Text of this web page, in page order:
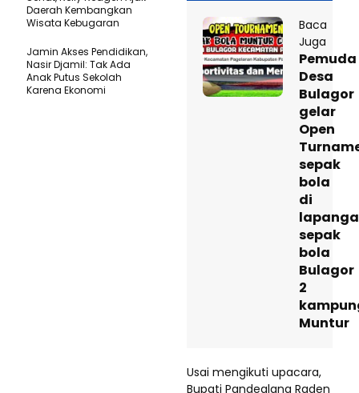
Baca
Juga
Pemuda
Desa
Bulagor
gelar
Open
sepak
bola
di
sepak
bola
Bulagor
2
Muntur
Usai mengikuti upacara,
Bupati Pandeglang Raden
Daerah Kembangkan
Wisata Kebugaran
Jamin Akses Pendidikan,
Nasir Djamil: Tak Ada
Anak Putus Sekolah
Karena Ekonomi